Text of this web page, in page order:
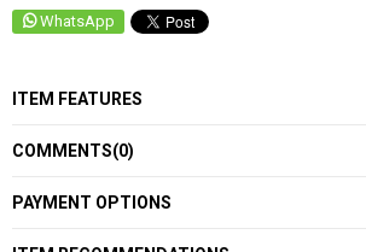
WhatsApp
ITEM FEATURES
COMMENTS(0)
PAYMENT OPTIONS